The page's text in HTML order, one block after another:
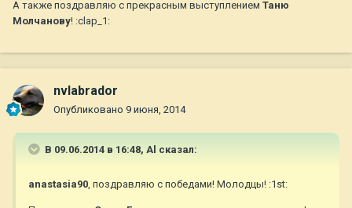
А также поздравляю с прекрасным выступлением Таню
Молчанову! :clap_1:
nvlabrador
Опубликовано 9 июня, 2014
В 09.06.2014 в 16:48, Al сказал:
anastasia90, поздравляю с победами! Молодцы! :1st: